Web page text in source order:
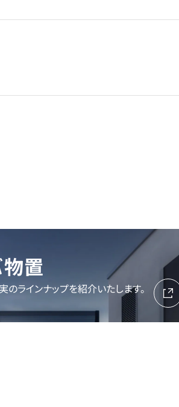
置
ラインナップを紹介いたします。